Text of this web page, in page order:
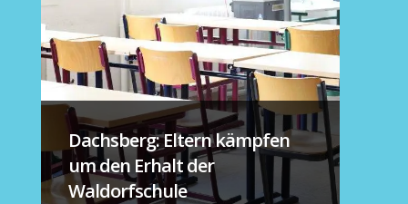
Dachsberg: Eltern kämpfen
um den Erhalt der
Waldorfschule